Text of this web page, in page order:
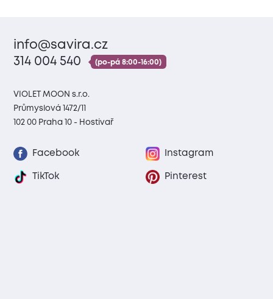
info@savira.cz
314 004 540
(po-pá 8:00-16:00)
VIOLET MOON s.r.o.
Průmyslová 1472/11
102 00 Praha 10 - Hostivař
Facebook Instagram
TikTok Pinterest